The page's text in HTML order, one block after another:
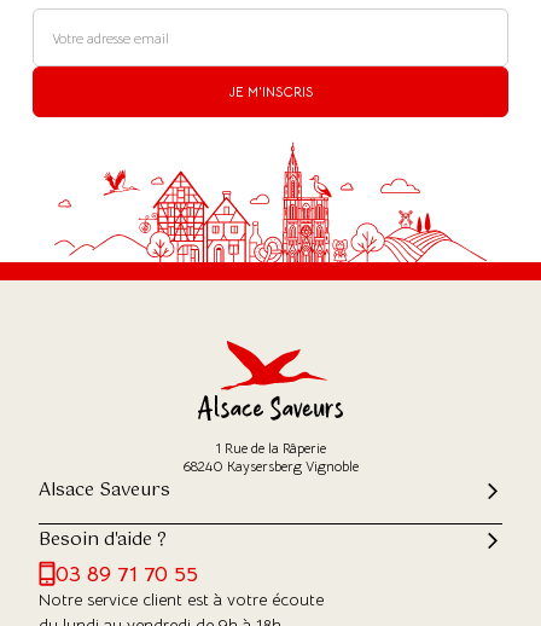
JE M'INSCRIS
1 Rue de la Râperie
68240 Kaysersberg Vignoble
Alsace Saveurs
Besoin d'aide ?
03 89 71 70 55
Notre service client est à votre écoute